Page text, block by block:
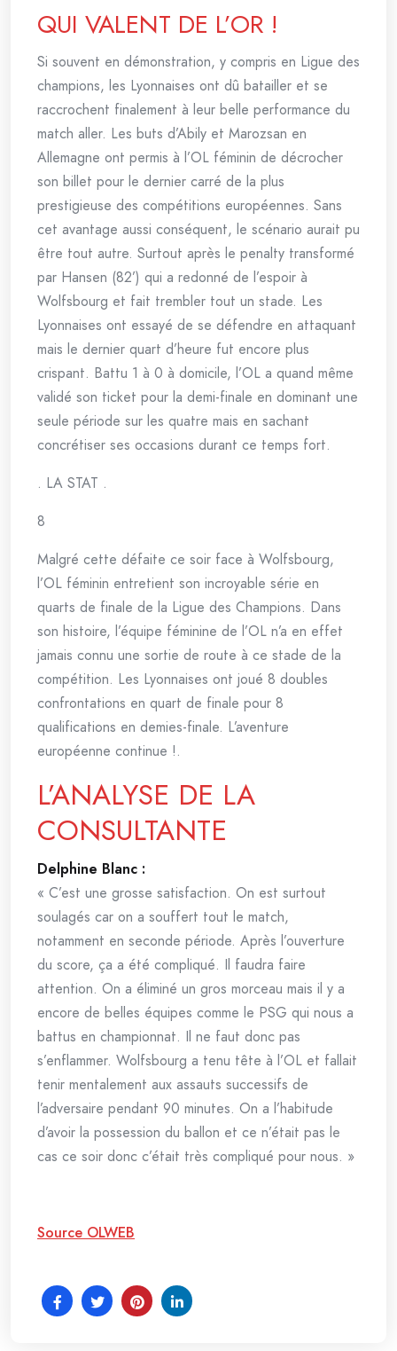
QUI VALENT DE L’OR !
Si souvent en démonstration, y compris en Ligue des
champions, les Lyonnaises ont dû batailler et se
raccrochent finalement à leur belle performance du
match aller. Les buts d’Abily et Marozsan en
Allemagne ont permis à l’OL féminin de décrocher
son billet pour le dernier carré de la plus
prestigieuse des compétitions européennes. Sans
cet avantage aussi conséquent, le scénario aurait pu
être tout autre. Surtout après le penalty transformé
par Hansen (82’) qui a redonné de l’espoir à
Wolfsbourg et fait trembler tout un stade. Les
Lyonnaises ont essayé de se défendre en attaquant
mais le dernier quart d’heure fut encore plus
crispant. Battu 1 à 0 à domicile, l’OL a quand même
validé son ticket pour la demi-finale en dominant une
seule période sur les quatre mais en sachant
concrétiser ses occasions durant ce temps fort.
. LA STAT .
8
Malgré cette défaite ce soir face à Wolfsbourg,
l’OL féminin entretient son incroyable série en
quarts de finale de la Ligue des Champions. Dans
son histoire, l’équipe féminine de l’OL n’a en effet
jamais connu une sortie de route à ce stade de la
compétition. Les Lyonnaises ont joué 8 doubles
confrontations en quart de finale pour 8
qualifications en demies-finale. L’aventure
européenne continue !.
L’ANALYSE DE LA
CONSULTANTE
Delphine Blanc :
« C’est une grosse satisfaction. On est surtout
soulagés car on a souffert tout le match,
notamment en seconde période. Après l’ouverture
du score, ça a été compliqué. Il faudra faire
attention. On a éliminé un gros morceau mais il y a
encore de belles équipes comme le PSG qui nous a
battus en championnat. Il ne faut donc pas
s’enflammer. Wolfsbourg a tenu tête à l’OL et fallait
tenir mentalement aux assauts successifs de
l’adversaire pendant 90 minutes. On a l’habitude
d’avoir la possession du ballon et ce n’était pas le
cas ce soir donc c’était très compliqué pour nous. »
Source OLWEB